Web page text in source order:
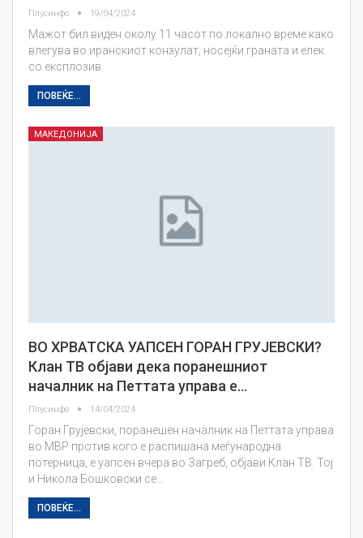
Плусинфо 19/04/2024
Mажот бил виден околу 11 часот по локално време како
влегува во иранскиот конзулат, носејќи граната и елек
со експлозив.
ПОВЕЌЕ...
МАКЕДОНИЈА
ВО ХРВАТСКА УАПСЕН ГОРАН ГРУЈЕВСКИ?
Клан ТВ објави дека поранешниот
началник на Петтата управа е…
Плусинфо 14/04/2024
Горан Грујевски, поранешен началник на Петтата управа
во МВР против кого е распишана меѓународна
потерница, е уапсен вчера во Загреб, објави Клан ТВ. Тој
и Никола Бошковски се…
ПОВЕЌЕ...